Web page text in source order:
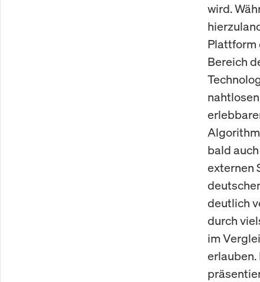
wird.
Plattform
Bereich
bald
externen
deutlich
durch
im